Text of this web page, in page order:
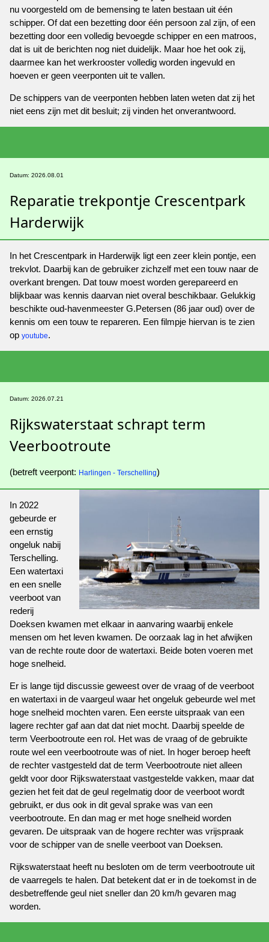
nu voorgesteld om de bemensing te laten bestaan uit één
schipper. Of dat een bezetting door één persoon zal zijn, of een
bezetting door een volledig bevoegde schipper en een matroos,
dat is uit de berichten nog niet duidelijk. Maar hoe het ook zij,
daarmee kan het werkrooster volledig worden ingevuld en
hoeven er geen veerponten uit te vallen.
De schippers van de veerponten hebben laten weten dat zij het
niet eens zijn met dit besluit; zij vinden het onverantwoord.
Datum: 2026.08.01
Reparatie trekpontje Crescentpark
Harderwijk
In het Crescentpark in Harderwijk ligt een zeer klein pontje, een
trekvlot. Daarbij kan de gebruiker zichzelf met een touw naar de
overkant brengen. Dat touw moest worden gerepareerd en
blijkbaar was kennis daarvan niet overal beschikbaar. Gelukkig
beschikte oud-havenmeester G.Petersen (86 jaar oud) over de
kennis om een touw te repareren. Een filmpje hiervan is te zien
op youtube.
Datum: 2026.07.21
Rijkswaterstaat schrapt term
Veerbootroute
(betreft veerpont: Harlingen - Terschelling)
In 2022
gebeurde er
een ernstig
ongeluk nabij
Terschelling.
Een watertaxi
en een snelle
veerboot van
rederij
Doeksen kwamen met elkaar in aanvaring waarbij enkele
mensen om het leven kwamen. De oorzaak lag in het afwijken
van de rechte route door de watertaxi. Beide boten voeren met
hoge snelheid.
Er is lange tijd discussie geweest over de vraag of de veerboot
en watertaxi in de vaargeul waar het ongeluk gebeurde wel met
hoge snelheid mochten varen. Een eerste uitspraak van een
lagere rechter gaf aan dat dat niet mocht. Daarbij speelde de
term Veerbootroute een rol. Het was de vraag of de gebruikte
route wel een veerbootroute was of niet. In hoger beroep heeft
de rechter vastgesteld dat de term Veerbootroute niet alleen
geldt voor door Rijkswaterstaat vastgestelde vakken, maar dat
gezien het feit dat de geul regelmatig door de veerboot wordt
gebruikt, er dus ook in dit geval sprake was van een
veerbootroute. En dan mag er met hoge snelheid worden
gevaren. De uitspraak van de hogere rechter was vrijspraak
voor de schipper van de snelle veerboot van Doeksen.
Rijkswaterstaat heeft nu besloten om de term veerbootroute uit
de vaarregels te halen. Dat betekent dat er in de toekomst in de
desbetreffende geul niet sneller dan 20 km/h gevaren mag
worden.